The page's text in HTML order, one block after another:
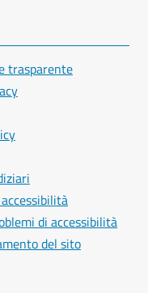
trasparente
di accessibilità
del sito